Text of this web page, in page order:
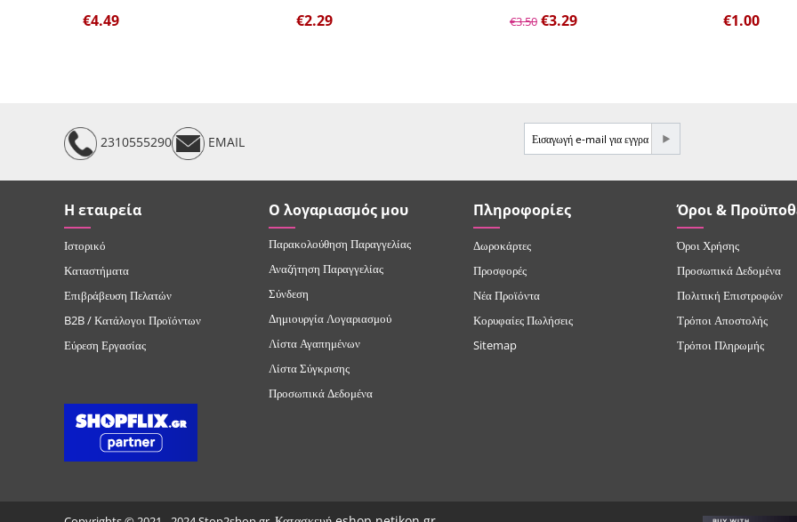
€4.49 €2.29 €3.50 €3.29 €1.00
2310555290 EMAIL
Η εταιρεία
Ιστορικό
Καταστήματα
Επιβράβευση Πελατών
B2B / Κατάλογοι Προϊόντων
Εύρεση Εργασίας
Ο λογαριασμός μου
Παρακολούθηση Παραγγελίας
Αναζήτηση Παραγγελίας
Σύνδεση
Δημιουργία Λογαριασμού
Λίστα Αγαπημένων
Λίστα Σύγκρισης
Προσωπικά Δεδομένα
Πληροφορίες
Δωροκάρτες
Προσφορές
Νέα Προϊόντα
Κορυφαίες Πωλήσεις
Sitemap
Όροι &
Όροι Χρήσης
Προσωπικά Δεδομένα
Πολιτική Επιστροφών
Τρόποι Αποστολής
Τρόποι Πληρωμής